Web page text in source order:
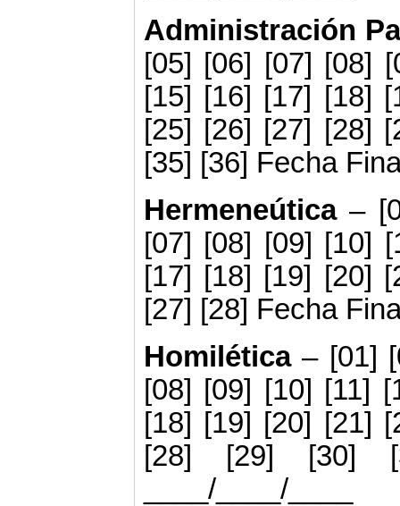
Administración
[05]
[06] [07] [08]
[15] [16] [17] [18]
[25] [26] [27] [28]
[35] [36] Fecha
Hermeneútica–
[07] [08] [09] [10]
[17] [18] [19] [20]
[27] [28] Fecha
Homilética– [01]
[08] [09] [10] [11]
[18] [19] [20] [21]
[28] [29] [30]
____/____/____